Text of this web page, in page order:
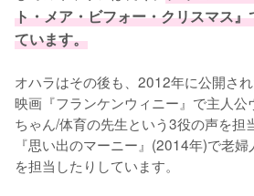
ト・メア・ビフォー・クリスマス
ています。
オハラはその後も、2012年に公開さ
映画『フランケンウィニー』で主人
ちゃん/体育の先生という3役の声を担
『思い出のマーニー』(2014年)で老
を担当したりしています。